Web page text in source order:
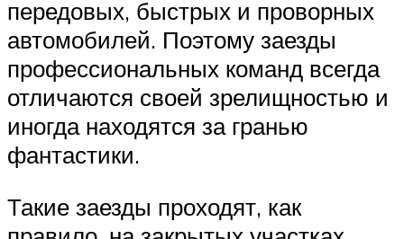
передовых, быстрых и проворных
автомобилей. Поэтому заезды
профессиональных команд всегда
отличаются своей зрелищностью и
иногда находятся за гранью
фантастики.
Такие заезды проходят, как